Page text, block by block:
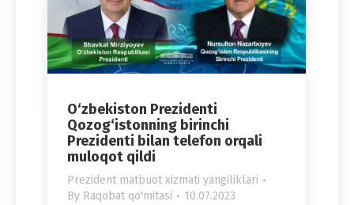
O‘zbekiston Prezidenti
Qozog‘istonning birinchi
Prezidenti bilan telefon orqali
muloqot qildi
Prezident matbuot xizmati yangiliklari
By Raqobat qo'mitasi 10.07.2023